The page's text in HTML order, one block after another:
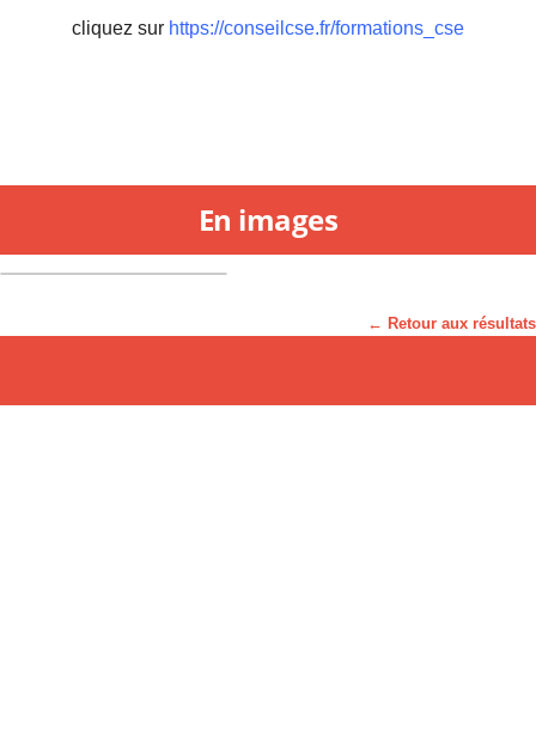
cliquez sur https://conseilcse.fr/formations_cse
En images
← Retour aux résultats